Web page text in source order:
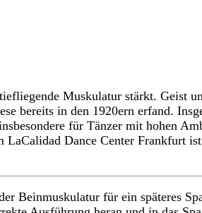
Muskulatur stärkt. Geist
bereits in den 1920ern erfand.
für Tänzer mit hohen
Dance Center Frankfurt
Beinmuskulatur für ein späteres